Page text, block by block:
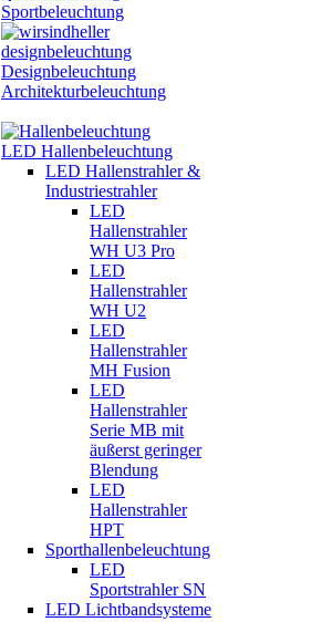
Sportbeleuchtung
Designbeleuchtung
Architekturbeleuchtung
LED Hallenbeleuchtung
LED Hallenstrahler &
Industriestrahler
LED
Hallenstrahler
WH U3 Pro
LED
Hallenstrahler
WH U2
LED
Hallenstrahler
MH Fusion
LED
Hallenstrahler
Serie MB mit
äußerst geringer
Blendung
LED
Hallenstrahler
HPT
Sporthallenbeleuchtung
LED
Sportstrahler SN
LED Lichtbandsysteme